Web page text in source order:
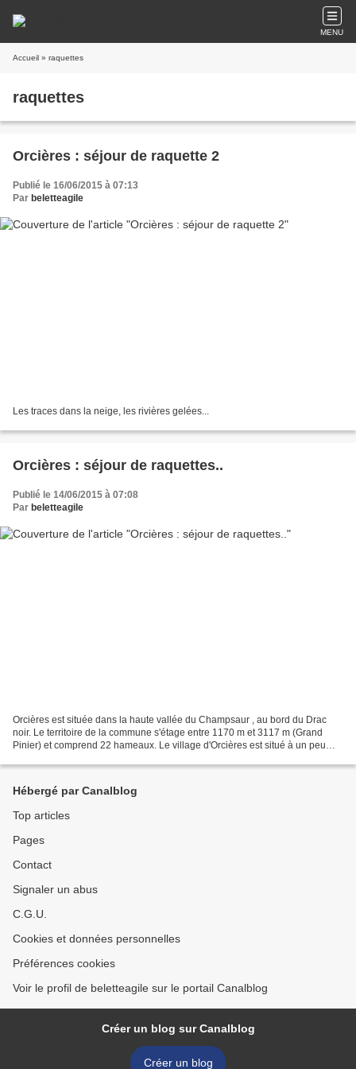
MENU
Accueil » raquettes
raquettes
Orcières : séjour de raquette 2
Publié le 16/06/2015 à 07:13
Par beletteagile
Les traces dans la neige, les rivières gelées...
Orcières : séjour de raquettes..
Publié le 14/06/2015 à 07:08
Par beletteagile
Orcières est située dans la haute vallée du Champsaur , au bord du Drac
noir. Le territoire de la commune s'étage entre 1170 m et 3117 m (Grand
Pinier) et comprend 22 hameaux. Le village d'Orcières est situé à un peu
Hébergé par Canalblog
Top articles
Pages
Contact
Signaler un abus
C.G.U.
Cookies et données personnelles
Préférences cookies
Voir le profil de beletteagile sur le portail Canalblog
Créer un blog sur Canalblog
Créer un blog